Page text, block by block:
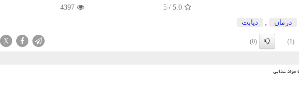
5.0
/
5
4397
درمان , دیابت
(1)
(0)
X
مواد غذایی